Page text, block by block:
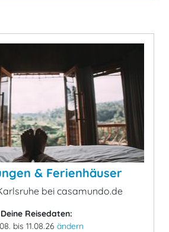
& Ferienhäuser
bei casamundo.de
Deine Reisedaten:
bis 11.08.26 ändern